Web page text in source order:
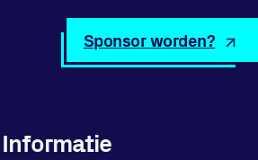
Informatie
Sponsor worden?